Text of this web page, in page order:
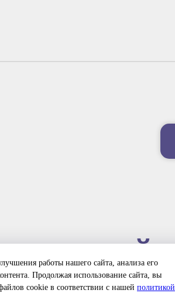
работы нашего сайта, анализа его
Продолжая использование сайта, вы
cookie в соответствии с нашей политикой